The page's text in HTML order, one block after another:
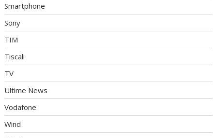
Smartphone
Sony
TIM
Tiscali
TV
Ultime News
Vodafone
Wind